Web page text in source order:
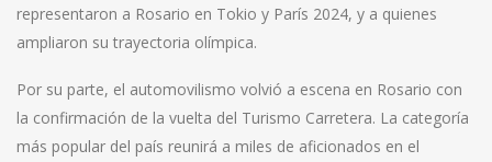
representaron a Rosario en Tokio y París 2024, y a quienes
ampliaron su trayectoria olímpica.
Por su parte, el automovilismo volvió a escena en Rosario con
la confirmación de la vuelta del Turismo Carretera. La categoría
más popular del país reunirá a miles de aficionados en el